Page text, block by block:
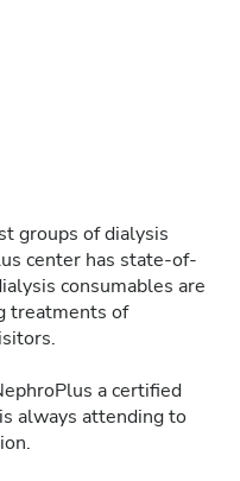
groups of dialysis
center has state-of-
consumables are
treatments of
a certified
always attending to